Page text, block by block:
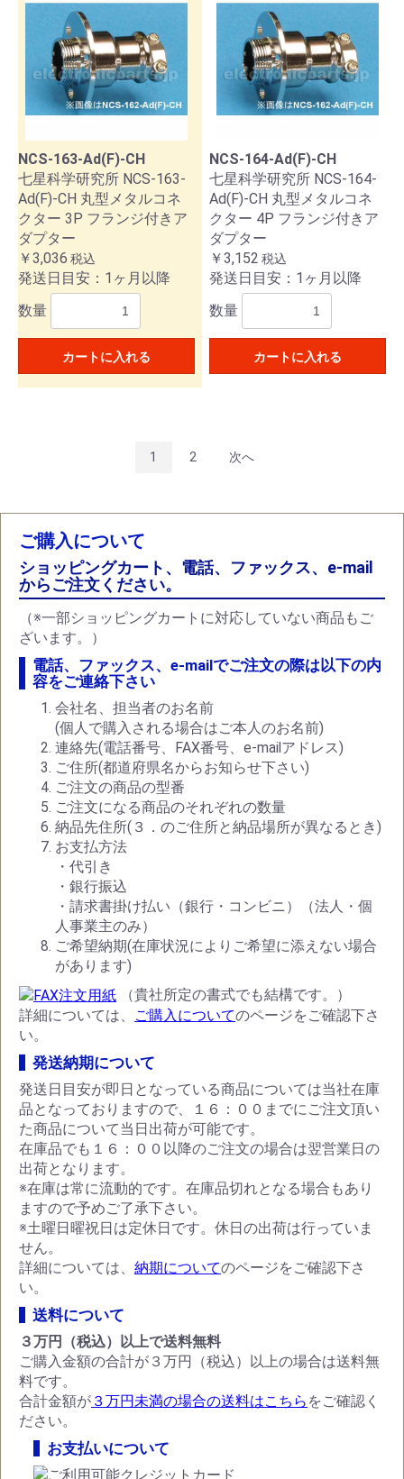
NCS-163-Ad(F)-CH
七星科学研究所 NCS-163-
Ad(F)-CH 丸型メタルコネ
クター 3P フランジ付きア
ダプター
￥3,036 税込
発送日目安：1ヶ月以降
数量
カートに入れる
NCS-164-Ad(F)-CH
七星科学研究所 NCS-164-
Ad(F)-CH 丸型メタルコネ
クター 4P フランジ付きア
ダプター
￥3,152 税込
発送日目安：1ヶ月以降
数量
カートに入れる
1 2 次へ
ご購入について
ショッピングカート、電話、ファックス、e-mail
からご注文ください。
（※一部ショッピングカートに対応していない商品もご
ざいます。）
電話、ファックス、e-mailでご注文の際は以下の内
容をご連絡下さい
会社名、担当者のお名前
(個人で購入される場合はご本人のお名前)
連絡先(電話番号、FAX番号、e-mailアドレス)
ご住所(都道府県名からお知らせ下さい)
ご注文の商品の型番
ご注文になる商品のそれぞれの数量
納品先住所(３．のご住所と納品場所が異なるとき)
お支払方法
・代引き
・銀行振込
・請求書掛け払い（銀行・コンビニ）（法人・個
人事業主のみ）
ご希望納期(在庫状況によりご希望に添えない場合
があります)
（貴社所定の書式でも結構です。）
詳細については、
ご購入についてのページをご確認下さ
い。
発送納期について
発送日目安が即日となっている商品については当社在庫
品となっておりますので、１６：００までにご注文頂い
た商品について当日出荷が可能です。
在庫品でも１６：００以降のご注文の場合は翌営業日の
出荷となります。
※在庫は常に流動的です。在庫品切れとなる場合もあり
ますので予めご了承下さい。
※土曜日曜祝日は定休日です。休日の出荷は行っていま
せん。
詳細については、 納期についてのページをご確認下さ
い。
送料について
３万円（税込）以上で送料無料
ご購入金額の合計が３万円（税込）以上の場合は送料無
料です。
合計金額が ３万円未満の場合の送料はこちら をご確認く
ださい。
お支払いについて